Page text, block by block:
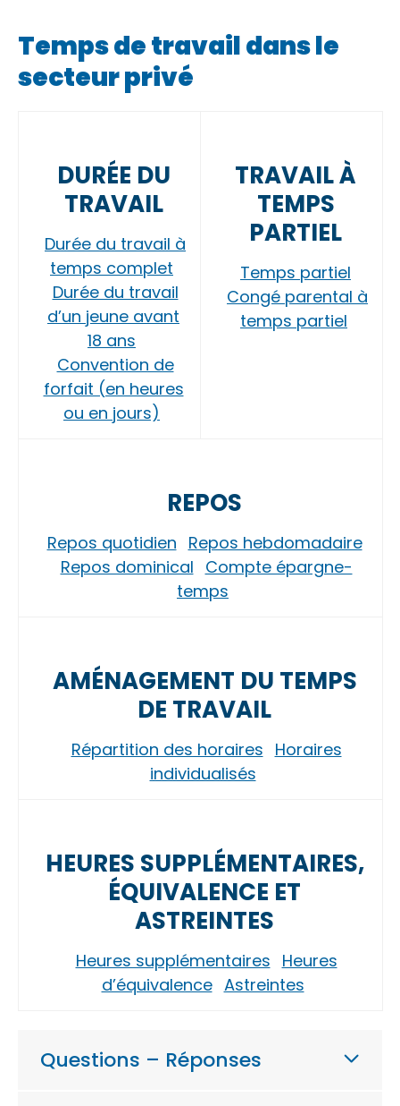
Temps de travail dans le
secteur privé
DURÉE DU
TRAVAIL
Durée du travail à
temps complet
Durée du travail
d’un jeune avant
18 ans
Convention de
forfait (en heures
ou en jours)
TRAVAIL À
TEMPS
PARTIEL
Temps partiel
Congé parental à
temps partiel
REPOS
Repos quotidien Repos hebdomadaire
Repos dominical Compte épargne-
temps
AMÉNAGEMENT DU TEMPS
DE TRAVAIL
Répartition des horaires Horaires
individualisés
HEURES SUPPLÉMENTAIRES,
ÉQUIVALENCE ET
ASTREINTES
Heures supplémentaires Heures
d’équivalence Astreintes
Questions – Réponses